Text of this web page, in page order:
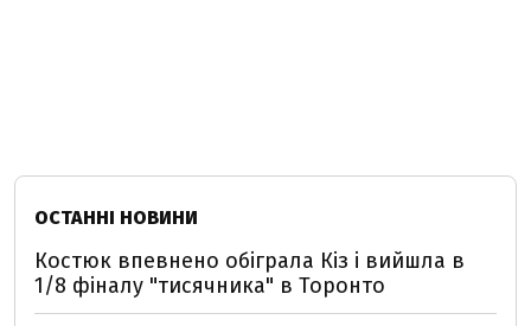
ОСТАННІ НОВИНИ
Костюк впевнено обіграла Кіз і вийшла в
1/8 фіналу "тисячника" в Торонто